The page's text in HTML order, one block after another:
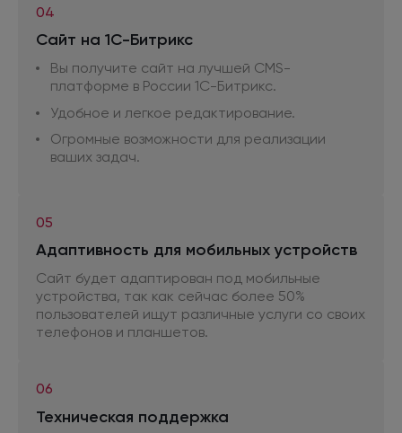
04
Сайт на 1С-Битрикс
Вы получите сайт на лучшей CMS-
платформе в России 1С-Битрикс.
Удобное и легкое редактирование.
Огромные возможности для реализации
ваших задач.
05
Адаптивность для мобильных устройств
Сайт будет адаптирован под мобильные
устройства, так как сейчас более 50%
пользователей ищут различные услуги со своих
телефонов и планшетов.
06
Техническая поддержка